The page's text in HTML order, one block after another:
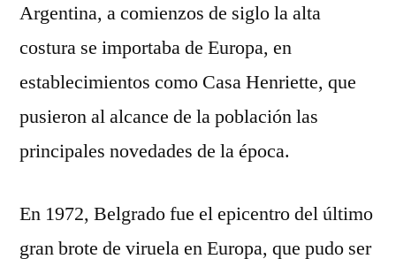
Argentina, a comienzos de siglo la alta
costura se importaba de Europa, en
establecimientos como Casa Henriette, que
pusieron al alcance de la población las
principales novedades de la época.
En 1972, Belgrado fue el epicentro del último
gran brote de viruela en Europa, que pudo ser